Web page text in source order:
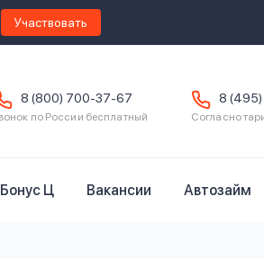
Участвовать
8 (800) 700-37-67
по России бесплатный
8
Согласно
Бонус Ц Вакансии Автозайм